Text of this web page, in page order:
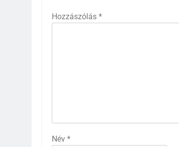
Hozzászólás *
Név *